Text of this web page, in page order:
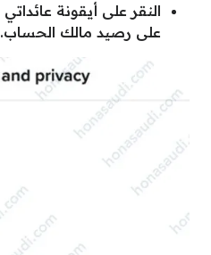
على رصيد مالك الحساب.